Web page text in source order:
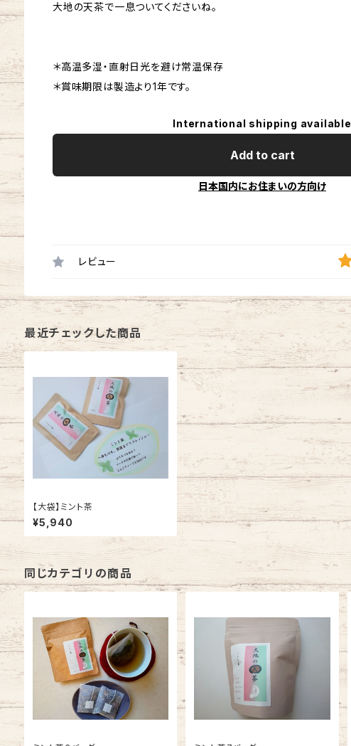
大地の天茶で一息ついてくださいね。
＊高温多湿・直射日光を避け常温保存
＊賞味期限は製造より1年です。
International shipping available
Add to cart
日本国内にお住まいの方向け
レビュー
最近チェックした商品
【大袋】ミント茶
¥5,940
同じカテゴリの商品